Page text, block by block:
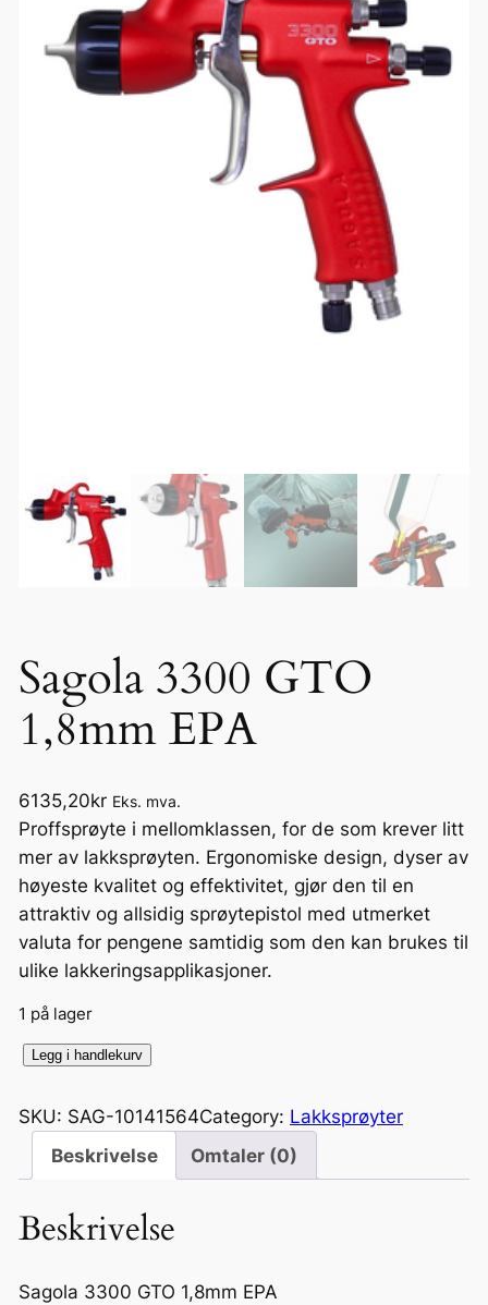
Sagola 3300 GTO
1,8mm EPA
6135,20kr Eks. mva.
Proffsprøyte i mellomklassen, for de som krever litt
mer av lakksprøyten. Ergonomiske design, dyser av
høyeste kvalitet og effektivitet, gjør den til en
attraktiv og allsidig sprøytepistol med utmerket
valuta for pengene samtidig som den kan brukes til
ulike lakkeringsapplikasjoner.
1 på lager
g
3
0
Legg i handlekurv
SKU: SAG-10141564Category: Lakksprøyter
Beskrivelse
Omtaler (0)
Beskrivelse
Sagola 3300 GTO 1,8mm EPA